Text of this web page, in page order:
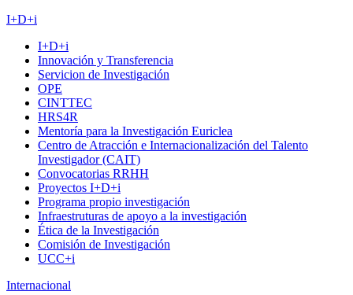
I+D+i
I+D+i
Innovación y Transferencia
Servicion de Investigación
OPE
CINTTEC
HRS4R
Mentoría para la Investigación Euriclea
Centro de Atracción e Internacionalización del Talento
Investigador (CAIT)
Convocatorias RRHH
Proyectos I+D+i
Programa propio investigación
Infraestruturas de apoyo a la investigación
Ética de la Investigación
Comisión de Investigación
UCC+i
Internacional